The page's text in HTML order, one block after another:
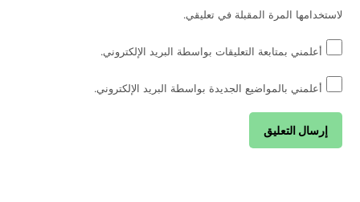
لاستخدامها المرة المقبلة في تعليقي.
أعلمني بمتابعة التعليقات بواسطة البريد الإلكتروني.
أعلمني بالمواضيع الجديدة بواسطة البريد الإلكتروني.